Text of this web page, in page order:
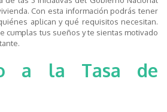
Con esta información podrás tener
aplican y qué requisitos necesitan.
cumplas tus sueños y te sientas motivado
a la Tasa de